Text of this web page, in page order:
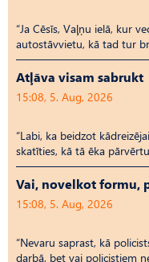
“Ja Cēsīs, Vaļņu ielā, kur
autostāvvietu, kā tad tur
Atļāva visam sabrukt
15:08, 5. Aug, 2026
“Labi, ka beidzot
skatīties, kā tā ēka
Vai, novelkot formu,
15:08, 5. Aug, 2026
“Nevaru saprast, kā
darbā, bet vai policistiem